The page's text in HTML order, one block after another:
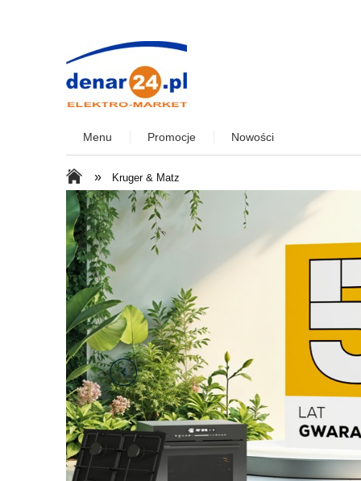
Menu Promocje Nowości
» Kruger & Matz